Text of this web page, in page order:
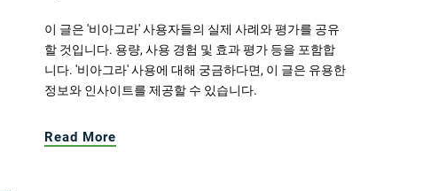
이 글은 '비아그라' 사용자들의 실제 사례와 평가를 공유
할 것입니다. 용량, 사용 경험 및 효과 평가 등을 포함합
니다. '비아그라' 사용에 대해 궁금하다면, 이 글은 유용한
정보와 인사이트를 제공할 수 있습니다.
Read More